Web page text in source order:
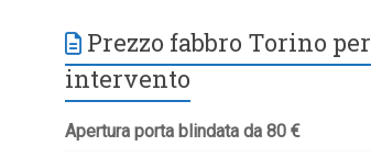
Prezzo fabbro Torino per
intervento
Apertura porta blindata da 80 €